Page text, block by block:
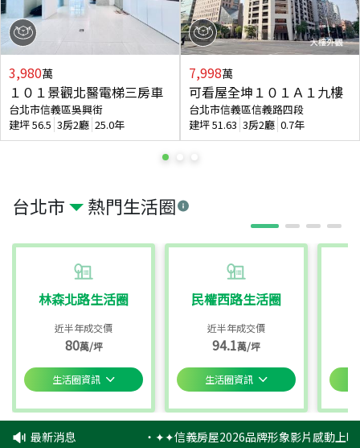
台北市 熱門生活圈
林森北路生活圈
近半年成交價
80萬/坪
生活圈資訊
民權西路生活圈
近半年成交價
94.1萬/坪
生活圈資訊
3,980萬
１０１景觀北醫電梯三房車
台北市信義區吳興街
建坪56.5 3房2廳 25.0年
7,998萬
可看屋全坤１０１Ａ１九樓
台北市信義區信義路四段
建坪51.63 3房2廳 0.7年
最新消息 ‧✦✦信義房屋2026品牌形象影片感動上